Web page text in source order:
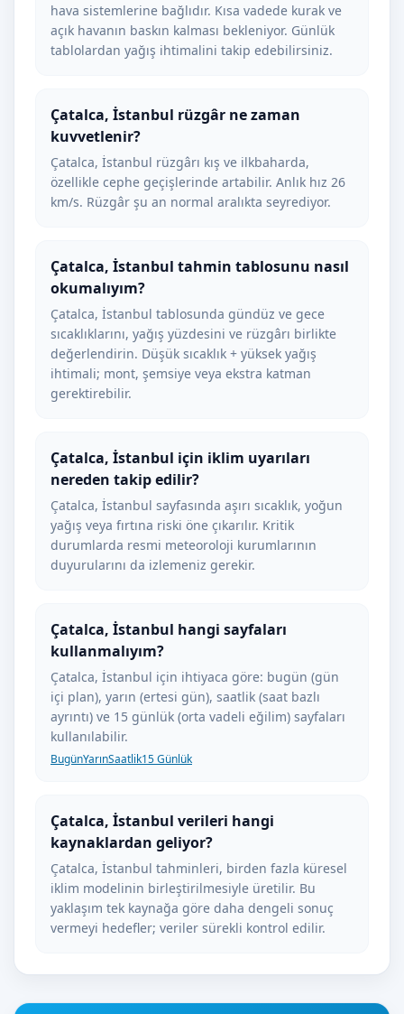
hava sistemlerine bağlıdır. Kısa vadede kurak ve
açık havanın baskın kalması bekleniyor. Günlük
tablolardan yağış ihtimalini takip edebilirsiniz.
Çatalca, İstanbul rüzgâr ne zaman
kuvvetlenir?
Çatalca, İstanbul rüzgârı kış ve ilkbaharda,
özellikle cephe geçişlerinde artabilir. Anlık hız 26
km/s. Rüzgâr şu an normal aralıkta seyrediyor.
Çatalca, İstanbul tahmin tablosunu nasıl
okumalıyım?
Çatalca, İstanbul tablosunda gündüz ve gece
sıcaklıklarını, yağış yüzdesini ve rüzgârı birlikte
değerlendirin. Düşük sıcaklık + yüksek yağış
ihtimali; mont, şemsiye veya ekstra katman
gerektirebilir.
Çatalca, İstanbul için iklim uyarıları
nereden takip edilir?
Çatalca, İstanbul sayfasında aşırı sıcaklık, yoğun
yağış veya fırtına riski öne çıkarılır. Kritik
durumlarda resmi meteoroloji kurumlarının
duyurularını da izlemeniz gerekir.
Çatalca, İstanbul hangi sayfaları
kullanmalıyım?
Çatalca, İstanbul için ihtiyaca göre: bugün (gün
içi plan), yarın (ertesi gün), saatlik (saat bazlı
ayrıntı) ve 15 günlük (orta vadeli eğilim) sayfaları
kullanılabilir.
BugünYarınSaatlik15 Günlük
Çatalca, İstanbul verileri hangi
kaynaklardan geliyor?
Çatalca, İstanbul tahminleri, birden fazla küresel
iklim modelinin birleştirilmesiyle üretilir. Bu
yaklaşım tek kaynağa göre daha dengeli sonuç
vermeyi hedefler; veriler sürekli kontrol edilir.